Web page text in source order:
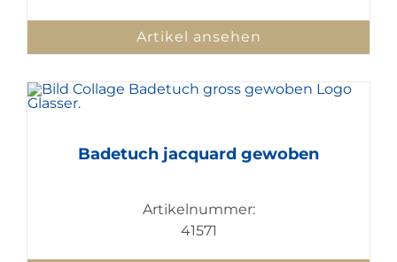
Artikel ansehen
Badetuch jacquard gewoben
Artikelnummer:
41571